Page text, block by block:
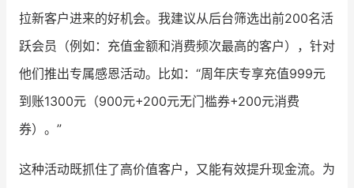
拉新客户进来的好机会。我建议从后台筛选出前200名活
跃会员（例如：充值金额和消费频次最高的客户），针对
他们推出专属感恩活动。比如：“周年庆专享充值999元
到账1300元（900元+200元无门槛券+200元消费
券）。”
这种活动既抓住了高价值客户，又能有效提升现金流。为